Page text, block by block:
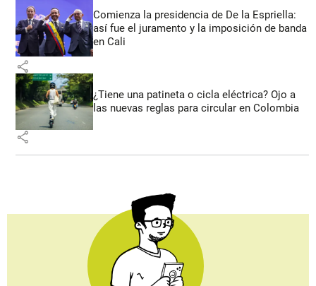
Comienza la presidencia de De la Espriella:
así fue el juramento y la imposición de banda
en Cali
share
¿Tiene una patineta o cicla eléctrica? Ojo a
las nuevas reglas para circular en Colombia
share